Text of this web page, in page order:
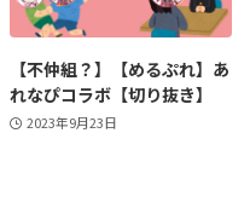
【不仲組？】【めるぷれ】あ
れなぴコラボ【切り抜き】
2023年9月23日